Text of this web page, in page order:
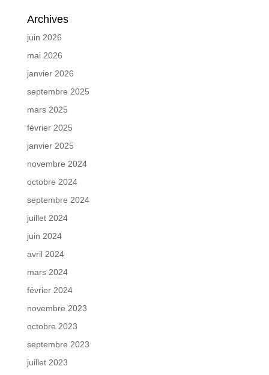
Archives
juin 2026
mai 2026
janvier 2026
septembre 2025
mars 2025
février 2025
janvier 2025
novembre 2024
octobre 2024
septembre 2024
juillet 2024
juin 2024
avril 2024
mars 2024
février 2024
novembre 2023
octobre 2023
septembre 2023
juillet 2023